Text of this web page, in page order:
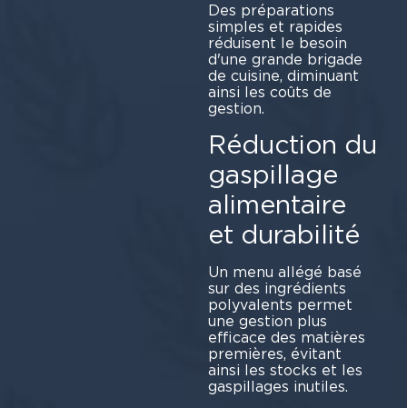
Des préparations
simples et rapides
réduisent le besoin
d'une grande brigade
de cuisine, diminuant
ainsi les coûts de
gestion.
Réduction du
gaspillage
alimentaire
et durabilité
Un menu allégé basé
sur des ingrédients
polyvalents permet
une gestion plus
efficace des matières
premières, évitant
ainsi les stocks et les
gaspillages inutiles.